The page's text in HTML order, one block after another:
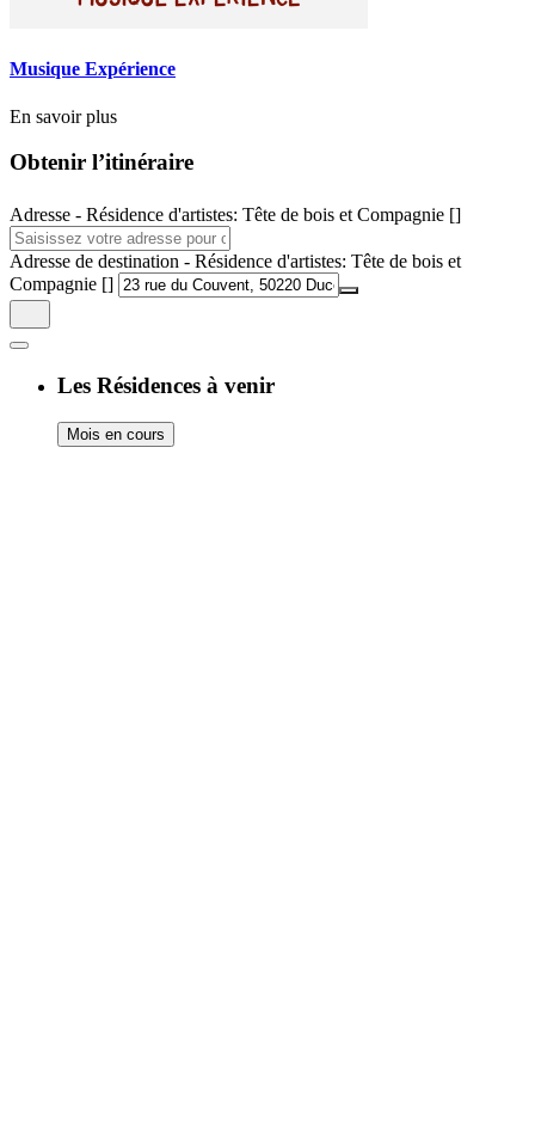
Musique Expérience
En savoir plus
Obtenir l’itinéraire
Adresse - Résidence d'artistes: Tête de bois et Compagnie []
Adresse de destination - Résidence d'artistes: Tête de bois et
Compagnie []
Les Résidences à venir
Mois en cours